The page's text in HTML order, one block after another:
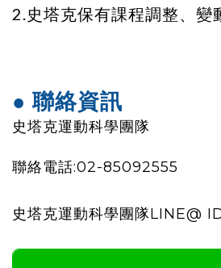
2.史塔克保有課程調整、變
● 聯絡資訊
史塔克運動科學團隊
聯絡電話:02-85092555
史塔克運動科學團隊LINE@